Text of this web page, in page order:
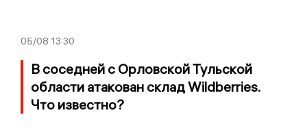
05/08 13:30
В соседней с Орловской Тульской
области атакован склад Wildberries.
Что известно?